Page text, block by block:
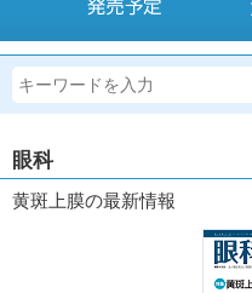
眼科
黄斑上膜の最新情報